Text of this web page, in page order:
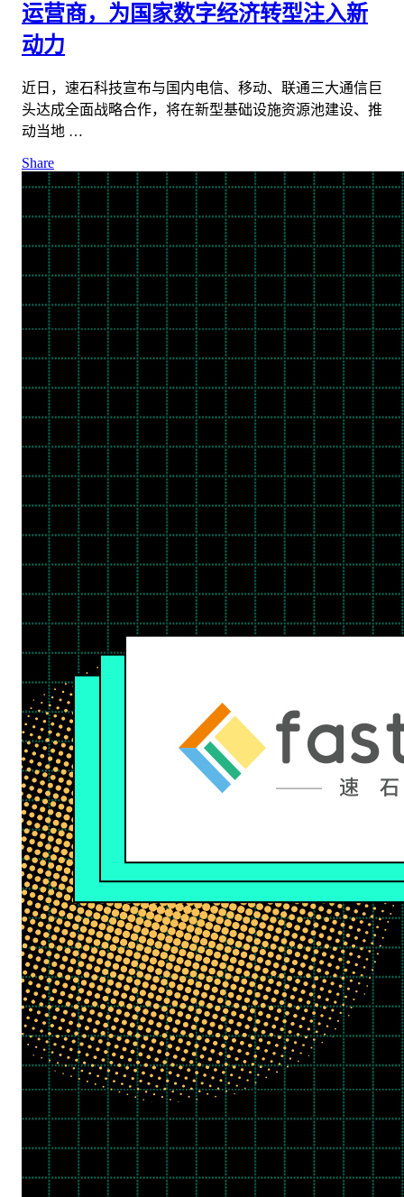
运营商，为国家数字经济转型注入新
动力
近日，速石科技宣布与国内电信、移动、联通三大通信巨
头达成全面战略合作，将在新型基础设施资源池建设、推
动当地 …
Share